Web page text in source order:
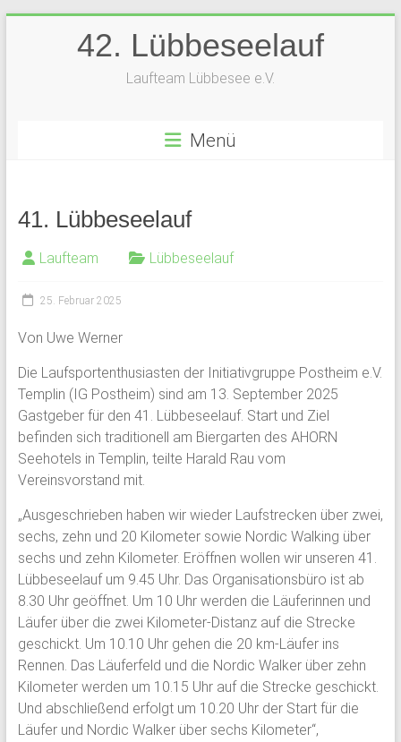
42. Lübbeseelauf
Laufteam Lübbesee e.V.
Menü
41. Lübbeseelauf
Laufteam Lübbeseelauf
25. Februar 2025
Von Uwe Werner
Die Laufsportenthusiasten der Initiativgruppe Postheim e.V.
Templin (IG Postheim) sind am 13. September 2025
Gastgeber für den 41. Lübbeseelauf. Start und Ziel
befinden sich traditionell am Biergarten des AHORN
Seehotels in Templin, teilte Harald Rau vom
Vereinsvorstand mit.
„Ausgeschrieben haben wir wieder Laufstrecken über zwei,
sechs, zehn und 20 Kilometer sowie Nordic Walking über
sechs und zehn Kilometer. Eröffnen wollen wir unseren 41.
Lübbeseelauf um 9.45 Uhr. Das Organisationsbüro ist ab
8.30 Uhr geöffnet. Um 10 Uhr werden die Läuferinnen und
Läufer über die zwei Kilometer-Distanz auf die Strecke
geschickt. Um 10.10 Uhr gehen die 20 km-Läufer ins
Rennen. Das Läuferfeld und die Nordic Walker über zehn
Kilometer werden um 10.15 Uhr auf die Strecke geschickt.
Und abschließend erfolgt um 10.20 Uhr der Start für die
Läufer und Nordic Walker über sechs Kilometer“,